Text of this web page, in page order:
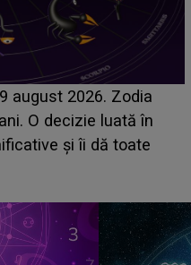
ASCUNS până
din Casa Iubirii
despre mama
nu te iubesc pentru